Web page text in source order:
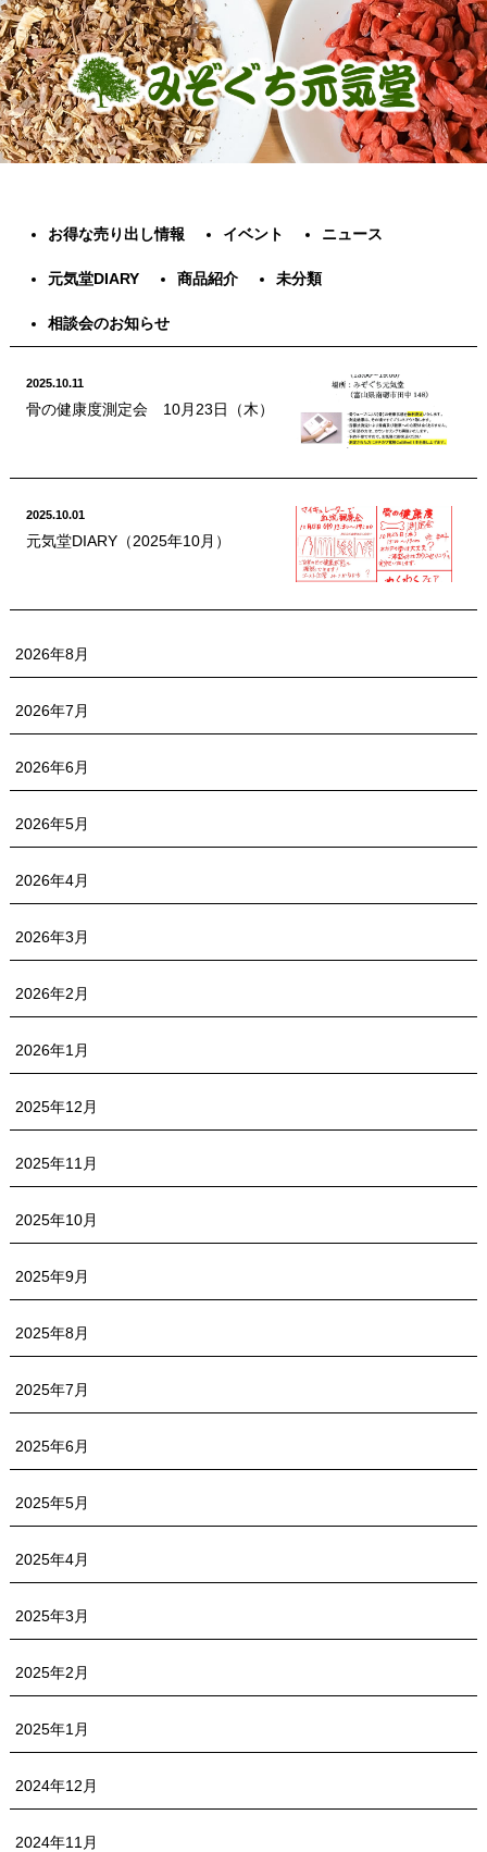
お得な売り出し情報 イベント ニュース
元気堂DIARY 商品紹介 未分類
相談会のお知らせ
2025.10.11
骨の健康度測定会 10月23日（木）
2025.10.01
元気堂DIARY（2025年10月）
2026年8月
2026年7月
2026年6月
2026年5月
2026年4月
2026年3月
2026年2月
2026年1月
2025年12月
2025年11月
2025年10月
2025年9月
2025年8月
2025年7月
2025年6月
2025年5月
2025年4月
2025年3月
2025年2月
2025年1月
2024年12月
2024年11月